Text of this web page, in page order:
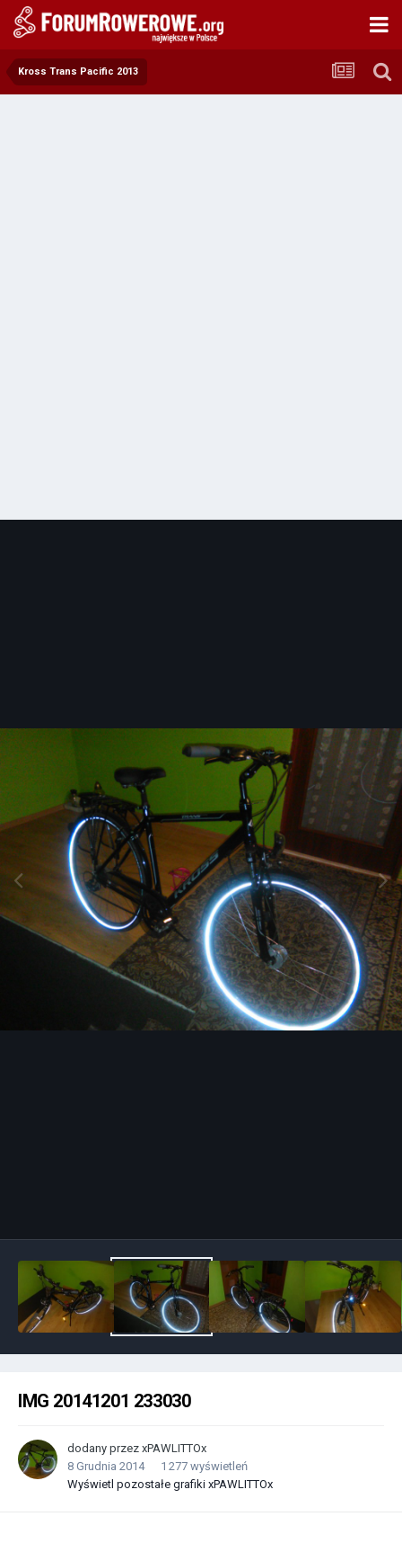
Kross Trans Pacific 2013
IMG 20141201 233030
dodany przez xPAWLITTOx
8 Grudnia 2014
1 277 wyświetleń
Wyświetl pozostałe grafiki xPAWLITTOx